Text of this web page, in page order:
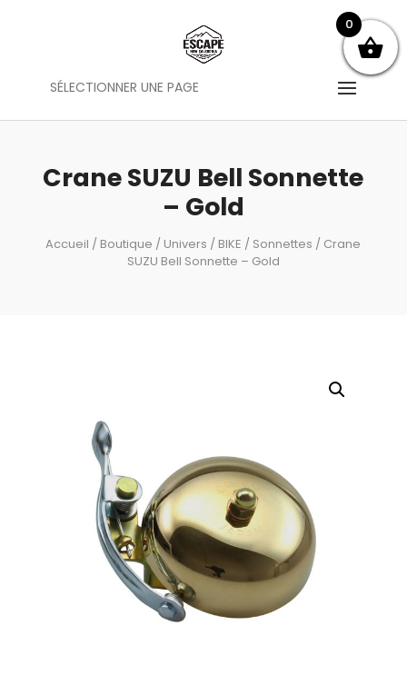
SÉLECTIONNER UNE PAGE
Crane SUZU Bell Sonnette
– Gold
Accueil / Boutique / Univers / BIKE / Sonnettes / Crane
SUZU Bell Sonnette – Gold
0